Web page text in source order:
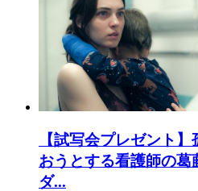
【試写会プレゼント
おうとする看護師の葛
ダ...